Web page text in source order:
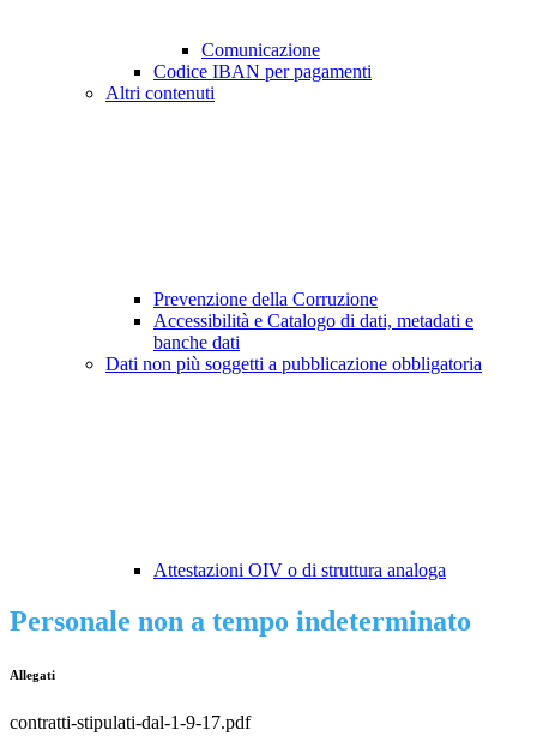
Comunicazione
Codice IBAN per pagamenti
Altri contenuti
Prevenzione della Corruzione
Accessibilità e Catalogo di dati, metadati e
banche dati
Dati non più soggetti a pubblicazione obbligatoria
Attestazioni OIV o di struttura analoga
Personale non a tempo indeterminato
Allegati
contratti-stipulati-dal-1-9-17.pdf